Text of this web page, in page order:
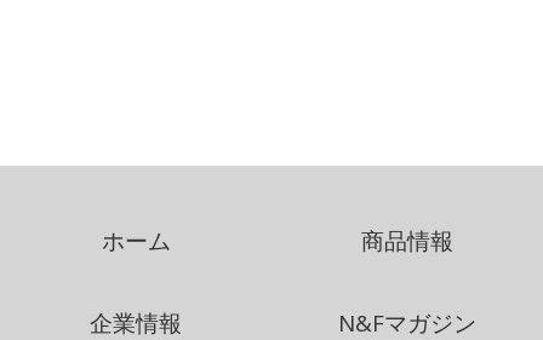
ホーム 商品情報
企業情報 N&Fマガジン